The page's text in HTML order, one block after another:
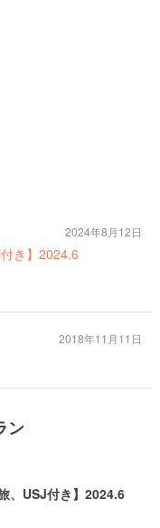
き】2024.6
2024年8月12日
2018年11月11日
ン
、USJ付き】2024.6